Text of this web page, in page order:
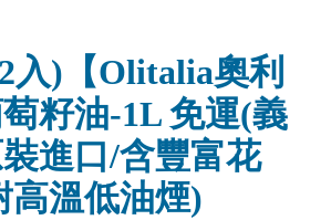
入)【Olitalia奧利
籽油-1L 免運(義
進口/含豐富花
高溫低油煙)